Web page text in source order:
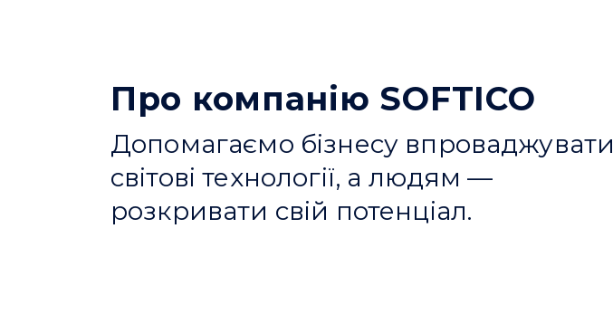
Про компанію SOFTICO
Допомагаємо бізнесу впроваджувати
світові технології, а людям —
розкривати свій потенціал.